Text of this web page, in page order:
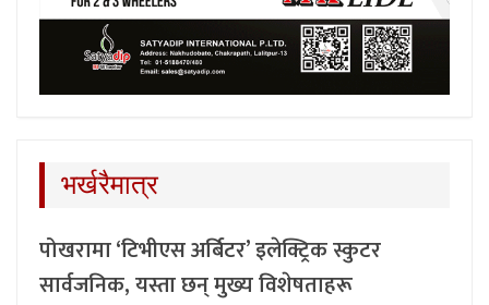
भर्खरैमात्र
पोखरामा ‘टिभीएस अर्बिटर’ इलेक्ट्रिक स्कुटर
सार्वजनिक, यस्ता छन् मुख्य विशेषताहरू